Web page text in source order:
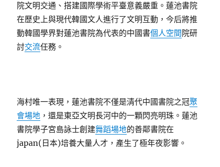
院文明交通、搭建國際學術平臺意義嚴重。蓮池書院
在歷史上與現代韓國文人進行了文明互動，今后將推
動韓國學界對蓮池書院為代表的中國書個人空間 院研
討交流任務。
海村唯一表現，蓮池書院不僅是清代中國書院之冠聚
會場地 ，還是東亞文明長河中的一顆閃亮明珠。蓮池
書院學子宮島詠士創建舞蹈場地的善鄰書院在
japan(日本)培養大量人才，產生了極年夜影響。